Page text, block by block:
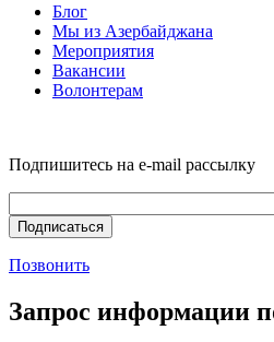
Блог
Мы из Азербайджана
Мероприятия
Вакансии
Волонтерам
Подпишитесь на e-mail рассылку
Позвонить
Запрос информации